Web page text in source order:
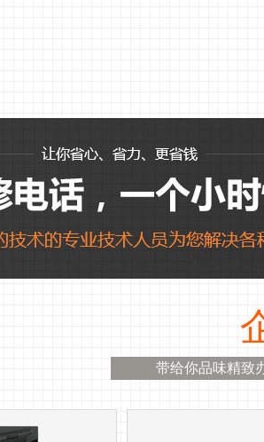
带给你品味精致